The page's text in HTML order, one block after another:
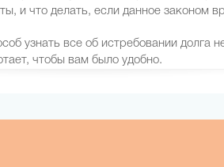
и что делать, если данное законом
узнать все об истребовании долга
чтобы вам было удобно.